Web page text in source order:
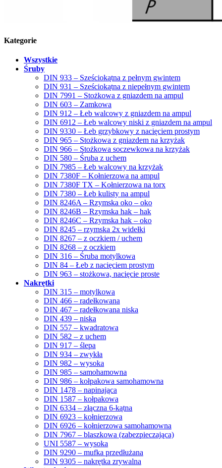
Kategorie
Wszystkie
Śruby
DIN 933 – Sześciokątna z pełnym gwintem
DIN 931 – Sześciokątna z niepełnym gwintem
DIN 7991 – Stożkowa z gniazdem na ampul
DIN 603 – Zamkowa
DIN 912 – Łeb walcowy z gniazdem na ampul
DIN 6912 – Łeb walcowy niski z gniazdem na ampul
DIN 9330 – Łeb grzybkowy z nacięciem prostym
DIN 965 – Stożkowa z gniazdem na krzyżak
DIN 966 – Stożkowa soczewkowa na krzyżak
DIN 580 – Śruba z uchem
DIN 7985 – Łeb walcowy na krzyżak
DIN 7380F – Kołnierzowa na ampul
DIN 7380F TX – Kołnierzowa na torx
DIN 7380 – Łeb kulisty na ampul
DIN 8246A – Rzymska oko – oko
DIN 8246B – Rzymska hak – hak
DIN 8246C – Rzymska hak – oko
DIN 8245 – rzymska 2x widełki
DIN 8267 – z oczkiem / uchem
DIN 8268 – z oczkiem
DIN 316 – Śruba motylkowa
DIN 84 – Łeb z nacięciem prostym
DIN 963 – stożkowa, nacięcie proste
Nakrętki
DIN 315 – motylkowa
DIN 466 – radełkowana
DIN 467 – radełkowana niska
DIN 439 – niska
DIN 557 – kwadratowa
DIN 582 – z uchem
DIN 917 – ślepa
DIN 934 – zwykła
DIN 982 – wysoka
DIN 985 – samohamowna
DIN 986 – kołpakowa samohamowna
DIN 1478 – napinająca
DIN 1587 – kołpakowa
DIN 6334 – złączna 6-kątna
DIN 6923 – kołnierzowa
DIN 6926 – kołnierzowa samohamowna
DIN 7967 – blaszkowa (zabezpieczająca)
UNI 5587 – wysoka
DIN 9290 – mufka przedłużana
DIN 9305 – nakrętka zrywalna